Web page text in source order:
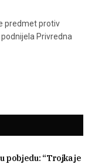
predmet protiv
Privredna
pobjedu: “Trojka je